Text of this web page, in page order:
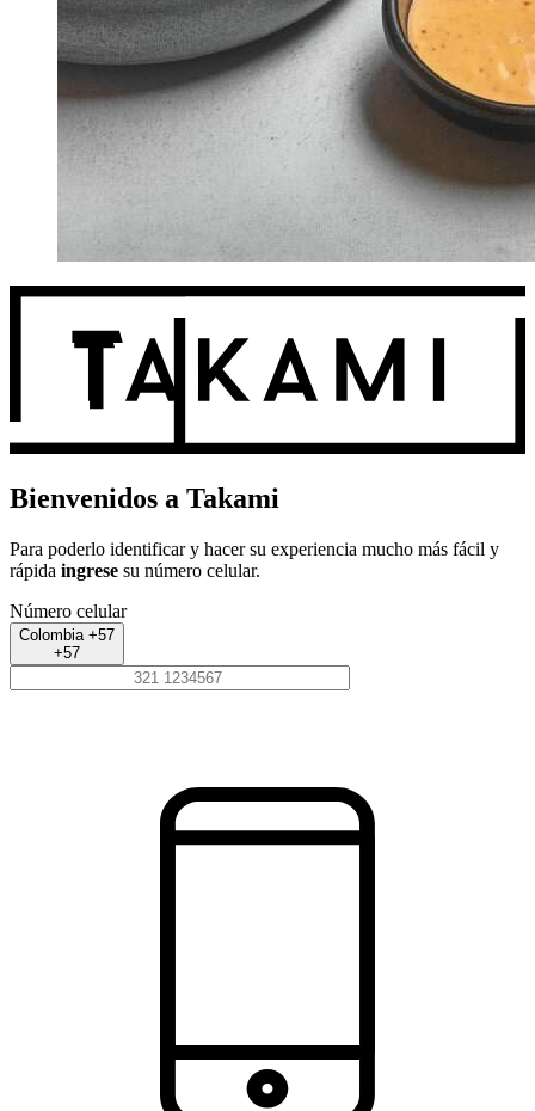
Bienvenidos a Takami
Para poderlo identificar y hacer su experiencia mucho más fácil y
rápida ingrese su número celular.
Número celular
Colombia +57
+57